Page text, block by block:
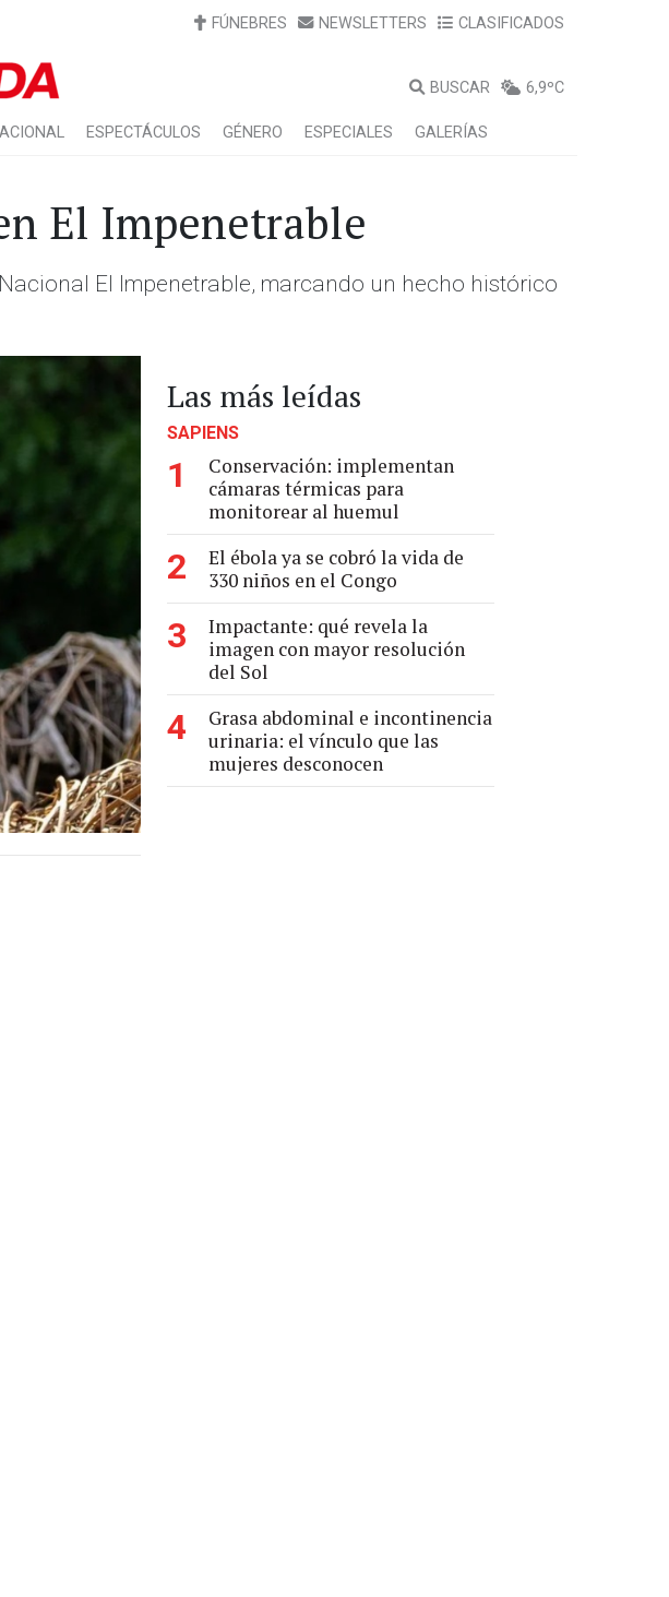
FÚNEBRES NEWSLETTERS CLASIFICADOS
BUSCAR 6,9ºC
ESPECTÁCULOS GÉNERO ESPECIALES GALERÍAS
El Impenetrable
El Impenetrable, marcando un hecho histórico
Las más leídas
SAPIENS
1
Conservación: implementan
cámaras térmicas para
monitorear al huemul
2
El ébola ya se cobró la vida de
330 niños en el Congo
3
Impactante: qué revela la
imagen con mayor resolución
del Sol
4
Grasa abdominal e incontinencia
urinaria: el vínculo que las
mujeres desconocen